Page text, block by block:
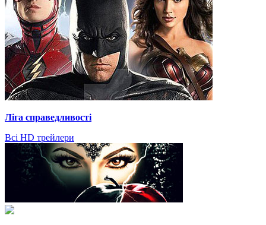
Ліга справедливості
Всі HD трейлери